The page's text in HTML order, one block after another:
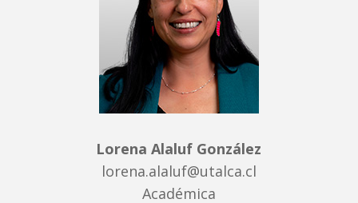
Lorena Alaluf González
lorena.alaluf@utalca.cl
Académica